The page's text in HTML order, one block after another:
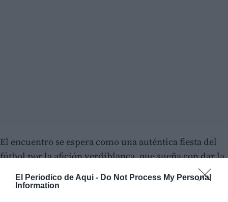
El Periodico de Aqui - Do Not Process My Personal
Information
El encuentro se espera como una auténtica fiesta del
fútbol por la afición verdiblanca, que sueña con dar la